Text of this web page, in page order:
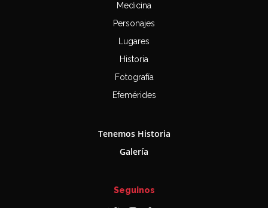
Medicina
Personajes
Lugares
Historia
Fotografía
Efemérides
Tenemos Historia
Galería
Seguinos